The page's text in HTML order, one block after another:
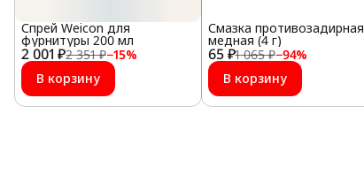
2 001 ₽2 351 ₽−15%
Спрей Weicon для
фурнитуры 200 мл
В корзину
65 ₽1 065 ₽−94%
Смазка противозадирная
медная (4 г)
В корзину